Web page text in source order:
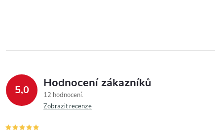
5,0 Hodnocení zákazníků
12 hodnocení
Zobrazit recenze